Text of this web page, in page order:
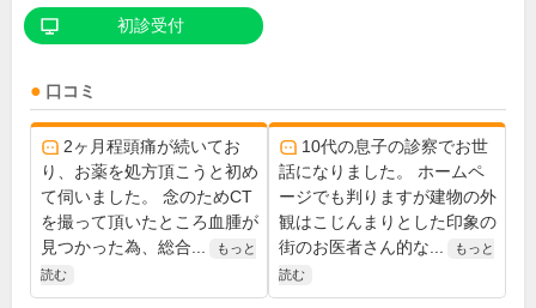
初診受付
口コミ
2ヶ月程頭痛が続いてお
り、お薬を処方頂こうと初め
て伺いました。 念のためCT
を撮って頂いたところ血腫が
見つかった為、総合...
もっと
読む
10代の息子の診察でお世
話になりました。 ホームペ
ージでも判りますが建物の外
観はこじんまりとした印象の
街のお医者さん的な...
もっと
読む